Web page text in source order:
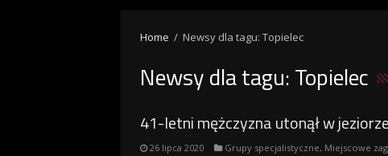
Home / Newsy dla tagu: Topielec
Newsy dla tagu:Topielec
41-letni mężczyzna utonął w
26 lipca 2020 Grupy specjalistyczne, Miejscowe